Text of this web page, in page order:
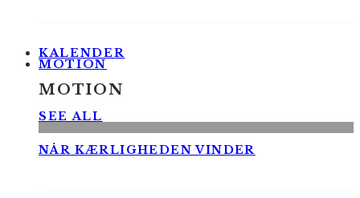
KALENDER
MOTION
MOTION
SEE ALL
NÅR KÆRLIGHEDEN VINDER